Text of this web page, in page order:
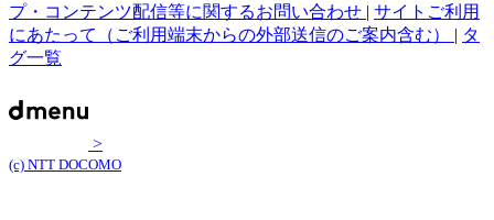
プ・コンテンツ配信等に関するお問い合わせ | サイトご利用
にあたって（ご利用端末からの外部送信のご案内含む） | タ
グ一覧
>
(c) NTT DOCOMO